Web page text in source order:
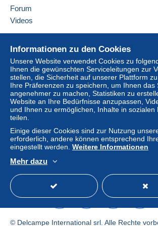
1,60 €
Von 21gr bis 100gr
3,25 €
Von 101gr bis 250gr
5,30 €
7,50 €
Von 501gr bis 1000gr
Ab 1001gr
11,20 €
Um auf die Lieferinformationen
zugreifen zu können, müssen
Einlogg
en
Informationen zu den Cookies
Unsere Website verwendet Cookies zu
Ihnen die gewünschten Serviceleitungen zur
stellen, die Sicherheit auf unserer Plattform zu
Ihre Präferenzen zu speichern, um Ihnen das
angenehmer zu machen, Statistiken zu
Website an Ihre Bedürfnisse anzupassen,
und Ihnen zu ermöglichen, Inhalte in sozialen
teilen.
Einige dieser Cookies sind zur Nutzung
erforderlich, andere können entsprechend
eingestellt werden. Weitere Informationen
Mehr dazu
Forum
Videos
Online-Hilfe
Auf Delcampe kaufen
Auf Delcampe verkaufen
Eine sichere Website
© Delcampe International srl. Alle Rechte